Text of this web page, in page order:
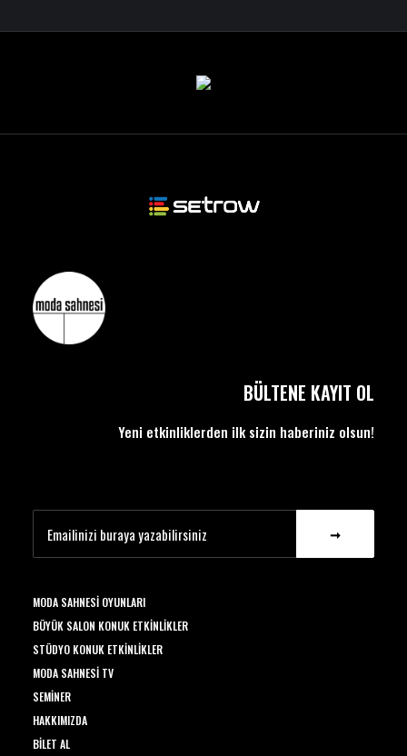
BÜLTENE KAYIT OL
Yeni etkinliklerden ilk sizin haberiniz olsun!
MODA SAHNESI OYUNLARI
BÜYÜK SALON KONUK ETKINLIKLER
STÜDYO KONUK ETKINLIKLER
MODA SAHNESI TV
SEMINER
HAKKIMIZDA
BILET AL